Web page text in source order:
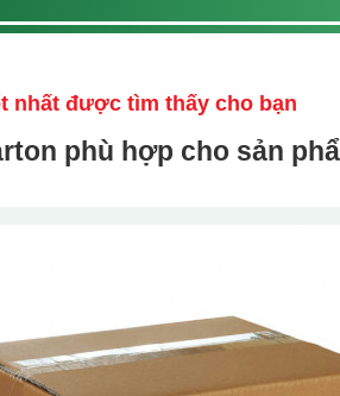
nhất được tìm thấy cho bạn
phù hợp cho sản